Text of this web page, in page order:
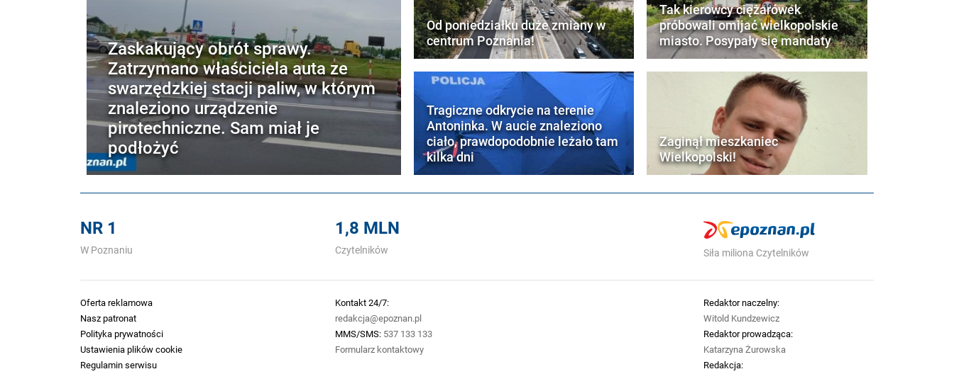
Zaskakujący obrót sprawy.
Zatrzymano właściciela auta ze
swarzędzkiej stacji paliw, w którym
znaleziono urządzenie
pirotechniczne. Sam miał je
podłożyć
Od poniedziałku duże zmiany w
centrum Poznania!
Tragiczne odkrycie na terenie
Antoninka. W aucie znaleziono
ciało, prawdopodobnie leżało tam
kilka dni
Tak kierowcy ciężarówek
próbowali omijać wielkopolskie
miasto. Posypały się mandaty
Zaginął mieszkaniec
Wielkopolski!
NR 1
W Poznaniu
1,8 MLN
Czytelników Siła miliona Czytelników
Oferta reklamowa
Nasz patronat
Polityka prywatności
Ustawienia plików cookie
Regulamin serwisu
Kontakt 24/7:
redakcja@epoznan.pl
MMS/SMS: 537 133 133
Formularz kontaktowy
Redaktor naczelny:
Witold Kundzewicz
Redaktor prowadząca:
Katarzyna Żurowska
Redakcja: